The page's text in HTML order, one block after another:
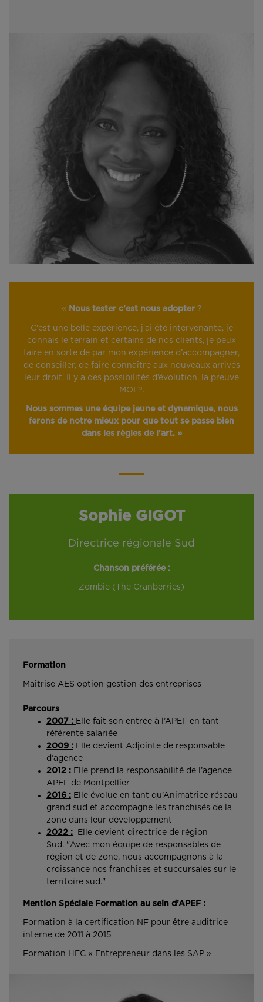
« Nous tester c'est nous adopter?
C'est une belle expérience, j'ai été intervenante, je
connais le terrain et certains de nos clients, je peux
faire en sorte de par mon expérience d’accompagner,
de conseiller, de faire connaître aux nouveaux arrivés
leur droit. Il y a des possibilités d’évolution, la preuve
MOI ?.
Nous sommes une équipe jeune et dynamique, nous
ferons de notre mieux pour que tout se passe bien
dans les règles de l'art. »
Sophie GIGOT
Directrice régionale Sud
Chanson préférée :
Zombie (The Cranberries)
Formation
Maitrise AES option gestion des entreprises
Parcours
2007 : Elle fait son entrée à l’APEF en tant
référente salariée
2009 : Elle devient Adjointe de responsable
d’agence
2012 : Elle prend la responsabilité de l’agence
APEF de Montpellier
2016 : Elle évolue en tant qu’Animatrice réseau
grand sud et accompagne les franchisés de la
zone dans leur développement
2022 :
Elle devient directrice de région
Sud. "Avec mon équipe de responsables de
région et de zone, nous accompagnons à la
croissance nos franchises et succursales sur le
territoire sud."
Mention Spéciale Formation au sein d’APEF :
Formation à la certification NF pour être auditrice
interne de 2011 à 2015
Formation HEC « Entrepreneur dans les SAP »